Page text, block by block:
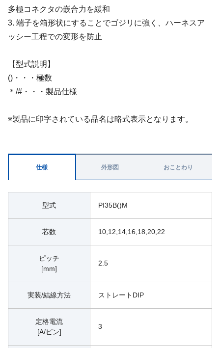
多極コネクタの嵌合力を緩和
3. 端子を箱形状にすることでゴジリに強く、ハーネスア
ッシー工程での変形を防止
【型式説明】
()・・・極数
＊/#・・・製品仕様
※製品に印字されている品名は略式表示となります。
仕様
型式 PI35B()M
芯数 10,12,14,16,18,20,22
ピッチ
[mm]
2.5
実装/結線方法 ストレートDIP
定格電流
[A/ピン]
3
外形図 おことわり